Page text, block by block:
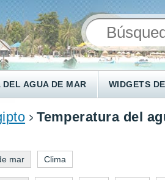
DEL AGUA DE MAR WIDGETS
Temperatura del
mar Clima